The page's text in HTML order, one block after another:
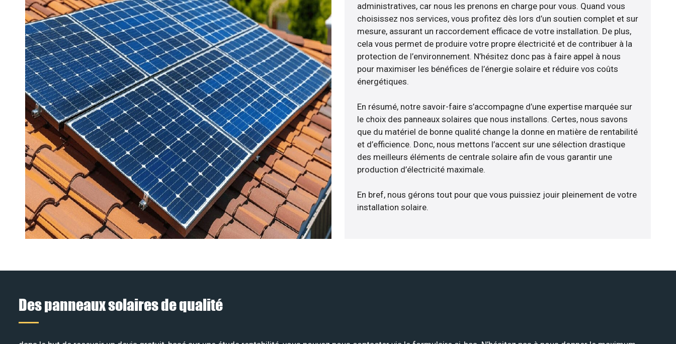
administratives, car nous les prenons en charge pour vous. Quand vous
choisissez nos services, vous profitez dès lors d’un soutien complet et sur
mesure, assurant un raccordement efficace de votre installation. De plus,
cela vous permet de produire votre propre électricité et de contribuer à la
protection de l’environnement. N’hésitez donc pas à faire appel à nous
pour maximiser les bénéfices de l’énergie solaire et réduire vos coûts
énergétiques.
En résumé, notre savoir-faire s’accompagne d’une expertise marquée sur
le choix des panneaux solaires que nous installons. Certes, nous savons
que du matériel de bonne qualité change la donne en matière de rentabilité
et d’efficience. Donc, nous mettons l’accent sur une sélection drastique
des meilleurs éléments de centrale solaire afin de vous garantir une
production d’électricité maximale.
En bref, nous gérons tout pour que vous puissiez jouir pleinement de votre
installation solaire.
Des panneaux solaires de qualité